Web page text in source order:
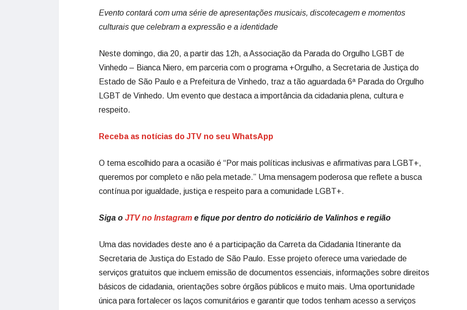
Evento contará com uma série de apresentações musicais, discotecagem e momentos
culturais que celebram a expressão e a identidade
Neste domingo, dia 20, a partir das 12h, a Associação da Parada do Orgulho LGBT de
Vinhedo – Bianca Niero, em parceria com o programa +Orgulho, a Secretaria de Justiça do
Estado de São Paulo e a Prefeitura de Vinhedo, traz a tão aguardada 6ª Parada do Orgulho
LGBT de Vinhedo. Um evento que destaca a importância da cidadania plena, cultura e
respeito.
Receba as notícias do JTV no seu WhatsApp
O tema escolhido para a ocasião é “Por mais políticas inclusivas e afirmativas para LGBT+,
queremos por completo e não pela metade.” Uma mensagem poderosa que reflete a busca
contínua por igualdade, justiça e respeito para a comunidade LGBT+.
Siga o JTV no Instagram e fique por dentro do noticiário de Valinhos e região
Uma das novidades deste ano é a participação da Carreta da Cidadania Itinerante da
Secretaria de Justiça do Estado de São Paulo. Esse projeto oferece uma variedade de
serviços gratuitos que incluem emissão de documentos essenciais, informações sobre direitos
básicos de cidadania, orientações sobre órgãos públicos e muito mais. Uma oportunidade
única para fortalecer os laços comunitários e garantir que todos tenham acesso a serviços